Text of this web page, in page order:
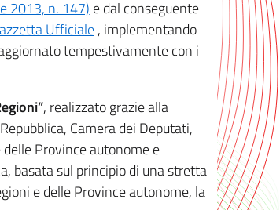
2013, n. 147) e dal conseguente
Ufficiale, implementando
tempestivamente con i
, realizzato grazie alla
Camera dei Deputati,
Province autonome e
basata sul principio di una stretta
e delle Province autonome, la